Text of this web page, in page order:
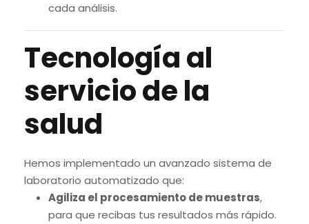
cada análisis.
Tecnología al
servicio de la
salud
Hemos implementado un avanzado sistema de
laboratorio automatizado que:
Agiliza el procesamiento de muestras,
para que recibas tus resultados más rápido.